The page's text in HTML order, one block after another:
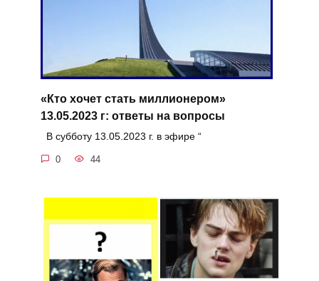
«Кто хочет стать миллионером»
13.05.2023 г: ответы на вопросы
В субботу 13.05.2023 г. в эфире “
0 44